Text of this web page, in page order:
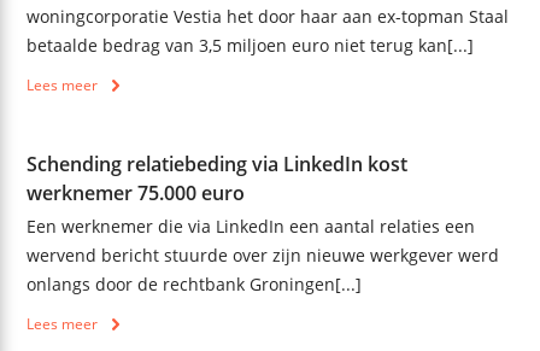
woningcorporatie Vestia het door haar aan ex-topman Staal
betaalde bedrag van 3,5 miljoen euro niet terug kan[...]
Lees meer
Schending relatiebeding via LinkedIn kost
werknemer 75.000 euro
Een werknemer die via LinkedIn een aantal relaties een
wervend bericht stuurde over zijn nieuwe werkgever werd
onlangs door de rechtbank Groningen[...]
Lees meer